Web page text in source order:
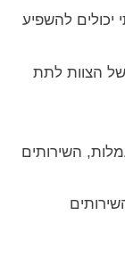
יכולים להשפיע
של הצוות לתת
השירותים